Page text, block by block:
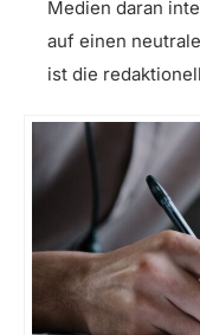
Medien daran
auf einen
ist die